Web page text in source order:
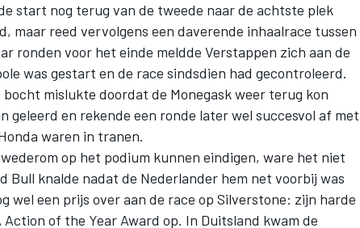
start nog terug van de tweede naar de achtste plek
reed vervolgens een daverende inhaalrace tussen
ronden voor het einde meldde Verstappen zich aan de
was gestart en de race sindsdien had gecontroleerd.
mislukte doordat de Monegask weer terug kon
geleerd en rekende een ronde later wel succesvol af met
waren in tranen.
op het podium kunnen eindigen, ware het niet
Bull knalde nadat de Nederlander hem net voorbij was
wel een prijs over aan de race op Silverstone: zijn harde
Action of the Year Award op. In Duitsland kwam de